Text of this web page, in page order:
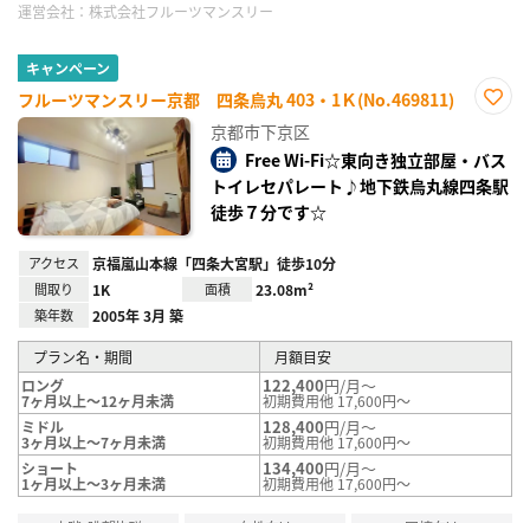
運営会社： 株式会社フルーツマンスリー
キャンペーン
フルーツマンスリー京都 四条烏丸 403・1Ｋ(No.469811)
り登
録
京都市下京区
Free Wi-Fi☆東向き独立部屋・バス
トイレセパレート♪地下鉄烏丸線四条駅
徒歩７分です☆
アクセス 京福嵐山本線「四条大宮駅」徒歩10分
間取り 1K 面積 23.08m²
築年数 2005年 3月 築
プラン名・期間
月額目安
ロング
7ヶ月以上～12ヶ月未満
122,400円/月～
初期費用他 17,600円～
ミドル
3ヶ月以上～7ヶ月未満
128,400円/月～
初期費用他 17,600円～
ショート
1ヶ月以上～3ヶ月未満
134,400円/月～
初期費用他 17,600円～